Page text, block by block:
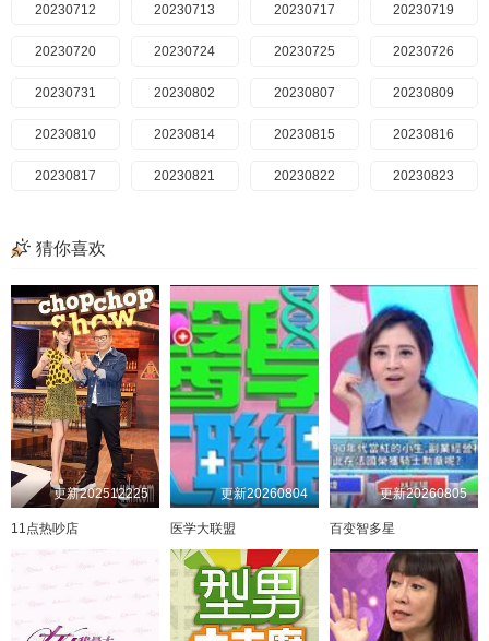
20230515 20230516 20230517 20230518
20230522 20230523 20230524 20230525
20230529 20230530 20230531 20230601
20230605 20230606 20230607 20230608
20230612 20230613 20230614 20230615
20230626
20230703 20230704 20230705 20230706
20230710 20230711 20230712 20230713
20230717 20230718 20230719 20230720
20230724 20230725 20230726 20230727
20230731 20230801 20230802 20230803
20230807 20230808 20230809 20230810
20230814 20230815 20230816 20230817
20230822 20230823 20230824
20230828 20230829 20230830 20230831
20231017 20231018 20231019 20231023
20231024 20231025 20231026 20231030
20231031 20231101 20231106 20231107
20231108 20231114 20231115 20231116
20231120 20231121 20231122 20231123
20240227
20240306 20240311 20240312 20240313
20240318 20240319 20240320 20240325
20240326 20240327 20240401 20240402
20240403 20240409 20240410 20240415
20240416 20240417 20240422 20240423
20240424 20240429 20240430 20240501
20240506 20240507 20240508 20240509
20240514 20240515 20240516
20240521 20240522 20240523 20240527
20230712 20230713 20230717 20230719
20230720 20230724 20230725 20230726
20230731 20230802 20230807 20230809
20230810 20230814 20230815 20230816
20230817 20230821 20230822 20230823
20230914
20230925 20230928 20231003 20231004
20231005 20231009 20231010 20231011
20231012 20231016 20231017 20231018
20231019 20231023 20231024 20231025
20231026 20231030 20231031 20231101
20231106 20231107 20231108 20231114
20231115 20231116 20231120 20231121
20231123 20231127 20231128
20231129 20231130 20240227 20240228
猜你喜欢
更新202512225
11点热吵店
更新20260804
医学大联盟
更新20260805
百变智多星